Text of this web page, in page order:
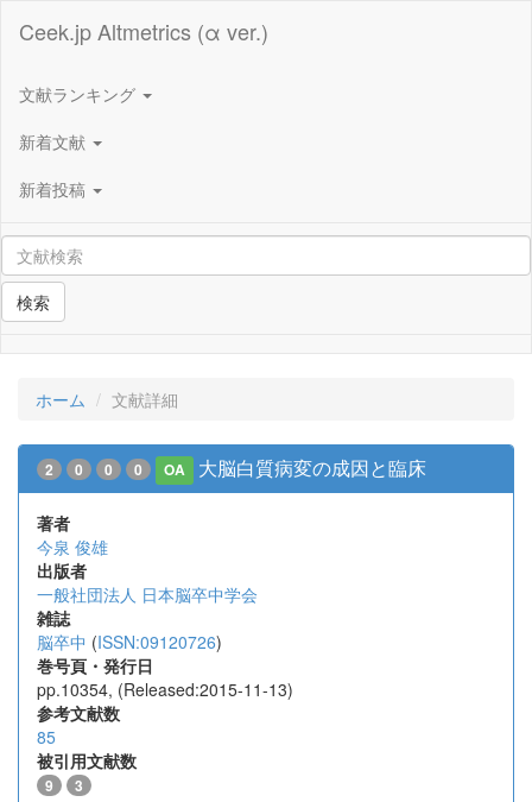
Ceek.jp Altmetrics (α ver.)
文献ランキング
新着文献
新着投稿
検索
ホーム 文献詳細
2 0 0 0 OA 大脳白質病変の成因と臨床
著者
今泉 俊雄
出版者
一般社団法人 日本脳卒中学会
雑誌
脳卒中 (ISSN:09120726)
巻号頁・発行日
pp.10354, (Released:2015-11-13)
参考文献数
85
被引用文献数
9 3